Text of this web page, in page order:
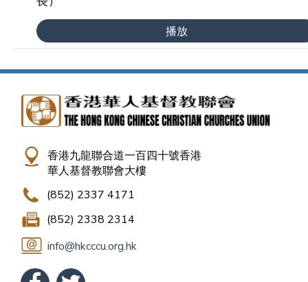
播放
香港九龍聯合道一百四十號香港
華人基督教聯會大樓
(852) 2337 4171
(852) 2338 2314
info@hkcccu.org.hk